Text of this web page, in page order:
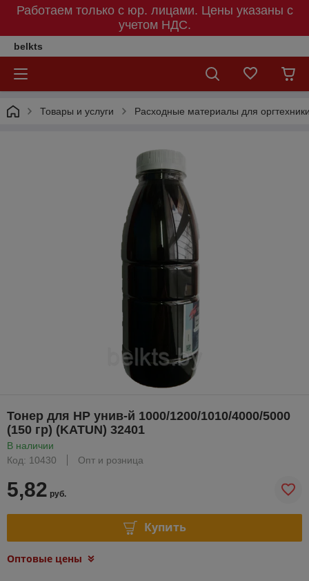
Работаем только с юр. лицами. Цены указаны c
учетом НДС.
belkts
Товары и услуги Расходные материалы для
Тонер для HP унив-й 1000/1200/1010/4000/5000
(150 гр) (KATUN) 32401
В наличии
Код: 10430
Опт и розница
5,82 руб.
Купить
Оптовые цены